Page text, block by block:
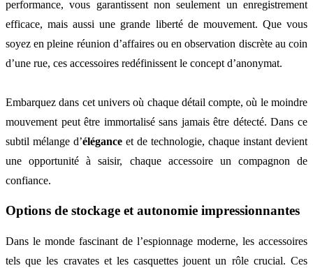
performance, vous garantissent non seulement un enregistrement
efficace, mais aussi une grande liberté de mouvement. Que vous
soyez en pleine réunion d’affaires ou en observation discrète au coin
d’une rue, ces accessoires redéfinissent le concept d’anonymat.
Embarquez dans cet univers où chaque détail compte, où le moindre
mouvement peut être immortalisé sans jamais être détecté. Dans ce
subtil mélange d’élégance et de technologie, chaque instant devient
une opportunité à saisir, chaque accessoire un compagnon de
confiance.
Options de stockage et autonomie impressionnantes
Dans le monde fascinant de l’espionnage moderne, les accessoires
tels que les cravates et les casquettes jouent un rôle crucial. Ces